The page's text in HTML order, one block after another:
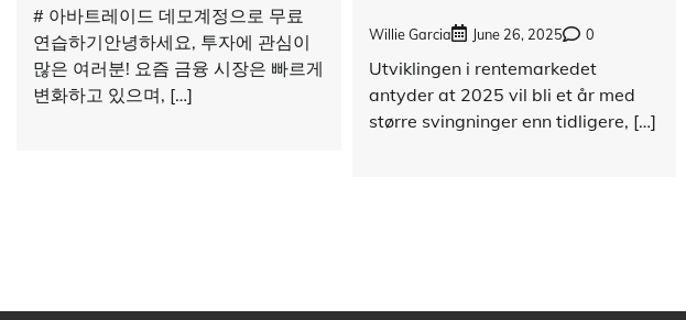
# 아바트레이드 데모계정으로 무료
연습하기안녕하세요, 투자에 관심이
많은 여러분! 요즘 금융 시장은 빠르게
변화하고 있으며, […]
Willie Garcia June 26, 2025 0
Utviklingen i rentemarkedet
antyder at 2025 vil bli et år med
større svingninger enn tidligere, […]